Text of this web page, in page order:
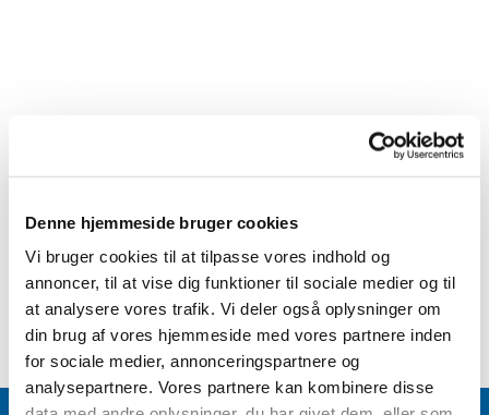
Denne hjemmeside bruger cookies
Vi bruger cookies til at tilpasse vores indhold og
annoncer, til at vise dig funktioner til sociale medier og til
at analysere vores trafik. Vi deler også oplysninger om
din brug af vores hjemmeside med vores partnere inden
for sociale medier, annonceringspartnere og
analysepartnere. Vores partnere kan kombinere disse